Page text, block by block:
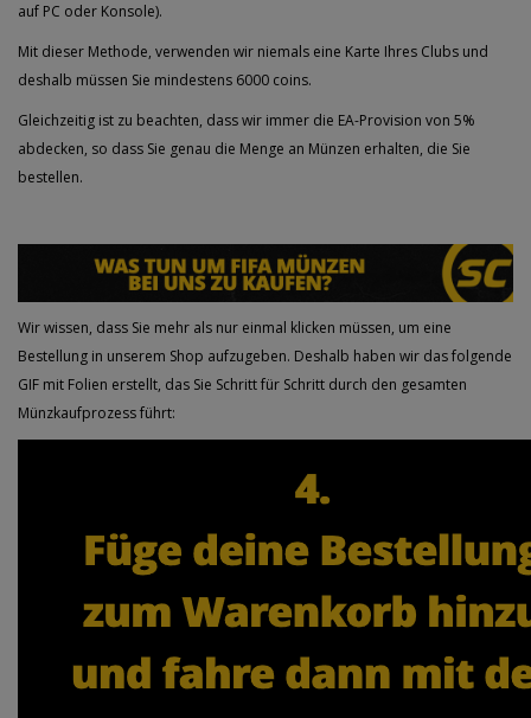
auf PC oder Konsole).
Mit dieser Methode, verwenden wir niemals eine Karte Ihres Clubs und
deshalb müssen Sie mindestens 6000 coins.
Gleichzeitig ist zu beachten, dasswir immer die EA-Provision von 5%
abdecken, so dass Sie genau die Menge an Münzen erhalten, die Sie
bestellen.
Wir wissen, dass Sie mehr als nur einmal klicken müssen, um eine
Bestellung in unserem Shop aufzugeben. Deshalb haben wir das folgende
GIF mit Folien erstellt, das Sie Schritt für Schritt durch den gesamten
Münzkaufprozess führt: